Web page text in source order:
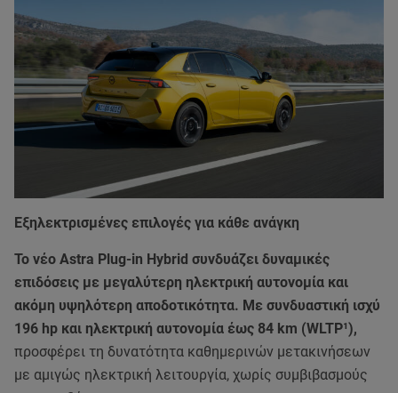
Εξηλεκτρισμένες επιλογές για κάθε ανάγκη
Το νέο Astra Plug-in Hybrid συνδυάζει δυναμικές
επιδόσεις με μεγαλύτερη ηλεκτρική αυτονομία και
ακόμη υψηλότερη αποδοτικότητα. Με συνδυαστική ισχύ
196 hp και ηλεκτρική αυτονομία έως 84 km (WLTP¹),
προσφέρει τη δυνατότητα καθημερινών μετακινήσεων
με αμιγώς ηλεκτρική λειτουργία, χωρίς συμβιβασμούς